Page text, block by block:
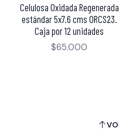
Celulosa Oxidada Regenerada
estándar 5x7.6 cms ORCS23.
Caja por 12 unidades
$65.000